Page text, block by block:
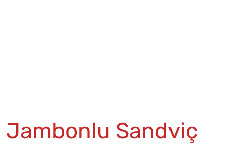
Jambonlu Sandviç